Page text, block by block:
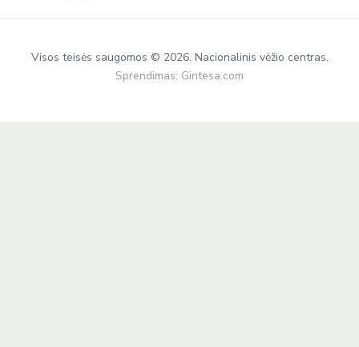
Visos teisės saugomos © 2026. Nacionalinis vėžio centras.
Sprendimas: Gintesa.com